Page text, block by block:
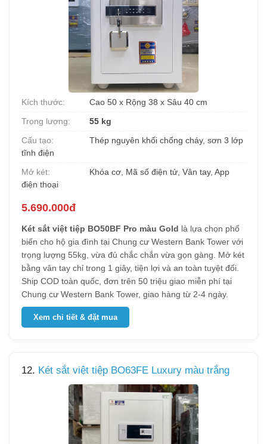
Kích thước:
Cao 50 x Rộng 38 x Sâu 40 cm
Trọng lượng:
55 kg
Cấu tạo:
Thép nguyên khối chống cháy, sơn 3 lớp
tĩnh điện
Mở két:
Khóa cơ, Mã số điện tử, Vân tay, App
điện thoại
5.690.000đ
Két sắt việt tiệp BO50BF Pro màu Gold là lựa chọn phổ
biến cho hộ gia đình tại Chung cư Western Bank Tower với
trọng lượng 55kg, vừa đủ chắc chắn vừa gọn gàng. Mở két
bằng vân tay chỉ trong 1 giây, tiện lợi và an toàn tuyệt đối.
Ship COD toàn quốc, đơn trên 50 triệu giao miễn phí tại
Chung cư Western Bank Tower, giao hàng từ 2-4 ngày.
Xem chi tiết & đặt mua
12. Két sắt việt tiệp BO63FE Luxury màu trắng